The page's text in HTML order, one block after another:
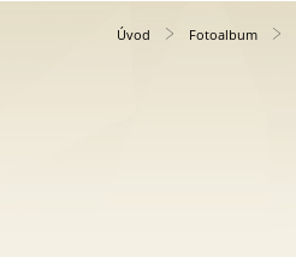
Úvod Fotoalbum